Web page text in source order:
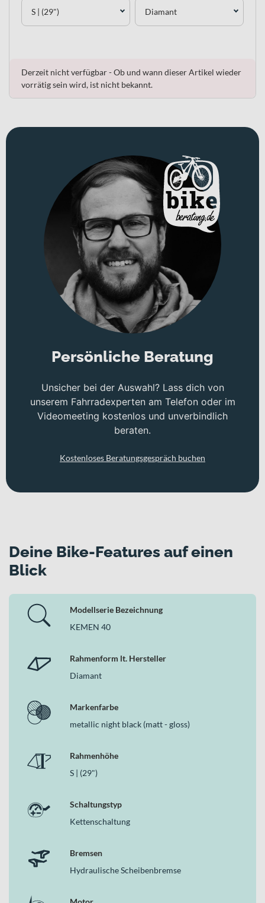
S | (29") Diamant
Derzeit nicht verfügbar - Ob und wann dieser Artikel wieder
vorrätig sein wird, ist nicht bekannt.
Persönliche Beratung
Unsicher bei der Auswahl? Lass dich von
unserem Fahrradexperten am Telefon oder im
Videomeeting kostenlos und unverbindlich
beraten.
Kostenloses Beratungsgespräch buchen
Deine Bike-Features auf einen
Blick
Modellserie Bezeichnung
KEMEN 40
Rahmenform lt. Hersteller
Diamant
Markenfarbe
metallic night black (matt - gloss)
Rahmenhöhe
S | (29")
Schaltungstyp
Kettenschaltung
Bremsen
Hydraulische Scheibenbremse